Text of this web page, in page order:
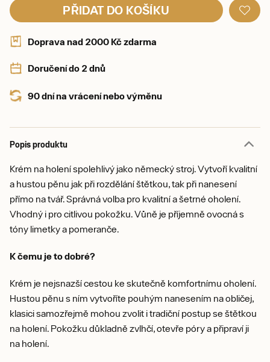
PŘIDAT DO KOŠÍKU
Doprava nad 2000 Kč zdarma
Doručení do 2 dnů
90 dní na vrácení nebo výměnu
Popis produktu
Krém na holení spolehlivý jako německý stroj. Vytvoří kvalitní
a hustou pěnu jak při rozdělání štětkou, tak při nanesení
přímo na tvář. Správná volba pro kvalitní a šetrné oholení.
Vhodný i pro citlivou pokožku. Vůně je příjemně ovocná s
tóny limetky a pomeranče.
K čemu je to dobré?
Krém je nejsnazší cestou ke skutečně komfortnímu oholení.
Hustou pěnu s ním vytvoříte pouhým nanesením na obličej,
klasici samozřejmě mohou zvolit i tradiční postup se štětkou
na holení. Pokožku důkladně zvlhčí, otevře póry a připraví ji
na holení.